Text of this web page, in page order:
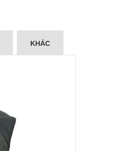
KHÁC